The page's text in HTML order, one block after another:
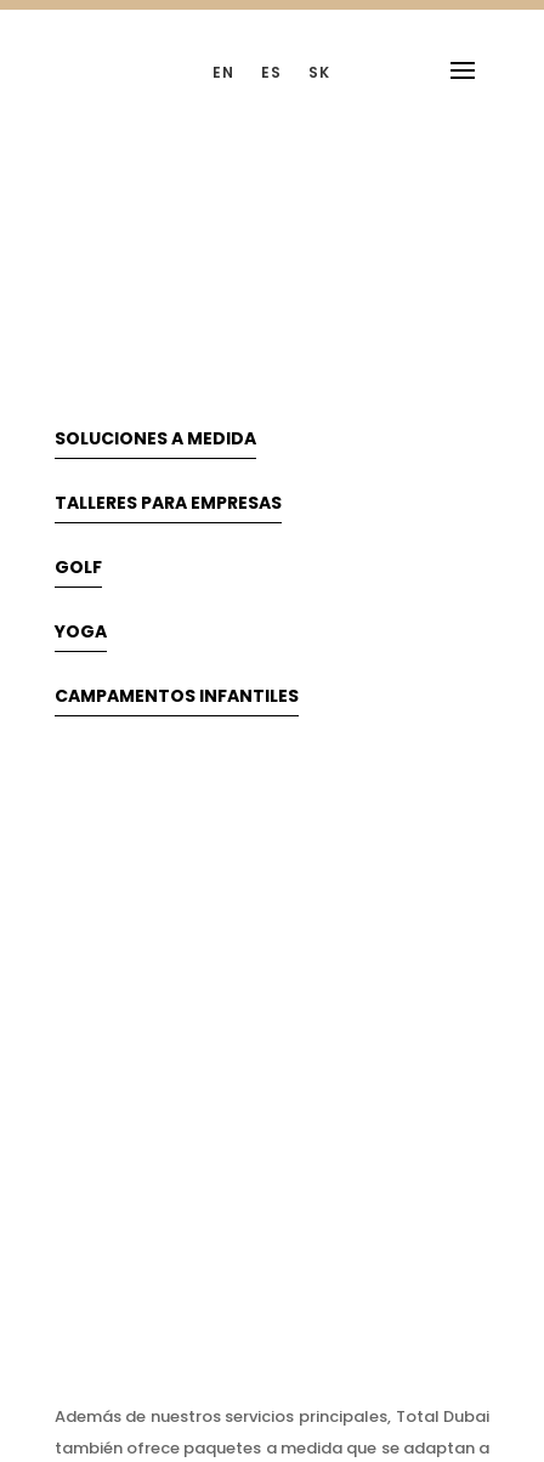
EN ES SK
SOLUCIONES A MEDIDA
TALLERES PARA EMPRESAS
GOLF
YOGA
CAMPAMENTOS INFANTILES
Además de nuestros servicios principales, Total Dubai
también ofrece paquetes a medida que se adaptan a